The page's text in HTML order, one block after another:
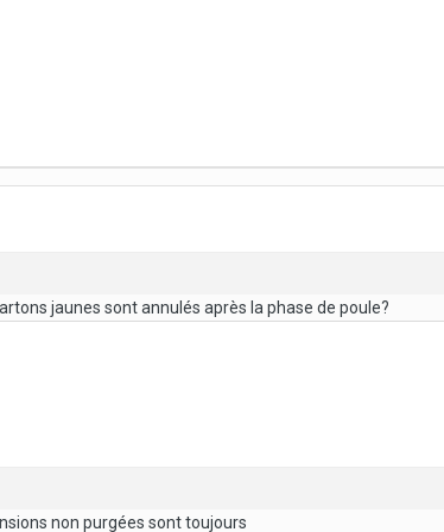
jaunes sont annulés après la phase de poule?
non purgées sont toujours